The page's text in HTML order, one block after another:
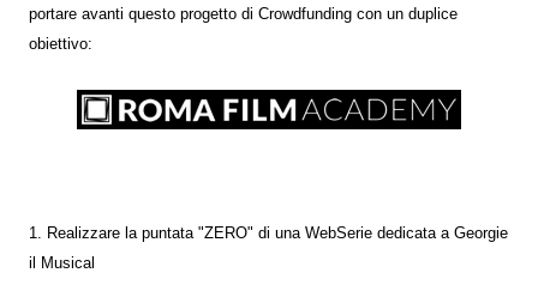
portare avanti questo progetto di Crowdfunding con un duplice
obiettivo:
1. Realizzare la puntata "ZERO" di una WebSerie dedicata a Georgie
il Musical